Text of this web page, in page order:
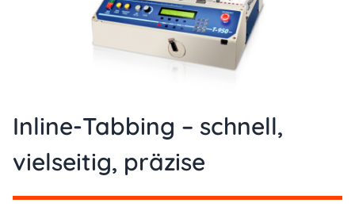
Inline-Tabbing – schnell,
vielseitig, präzise